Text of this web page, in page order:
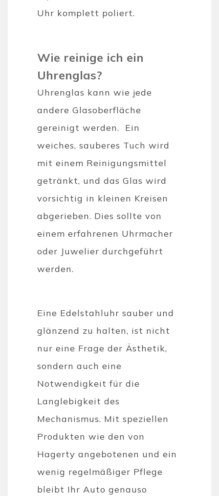
Uhr komplett poliert.
Wie reinige ich ein
Uhrenglas?
Uhrenglas kann wie jede
andere Glasoberfläche
gereinigt werden. Ein
weiches, sauberes Tuch wird
mit einem Reinigungsmittel
getränkt, und das Glas wird
vorsichtig in kleinen Kreisen
abgerieben. Dies sollte von
einem erfahrenen Uhrmacher
oder Juwelier durchgeführt
werden.
Eine Edelstahluhr sauber und
glänzend zu halten, ist nicht
nur eine Frage der Ästhetik,
sondern auch eine
Notwendigkeit für die
Langlebigkeit des
Mechanismus. Mit speziellen
Produkten wie den von
Hagerty angebotenen und ein
wenig regelmäßiger Pflege
bleibt Ihr Auto genauso